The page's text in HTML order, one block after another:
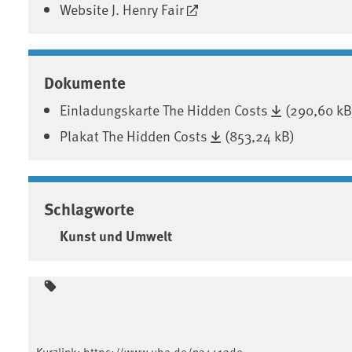
Website J. Henry Fair
Dokumente
Einladungskarte The Hidden Costs
(290,60
Plakat The Hidden Costs
(853,24 kB)
Schlagworte
Kunst und Umwelt